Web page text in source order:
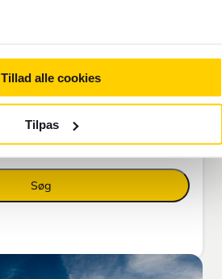
Tillad alle cookies
Tilpas
Søg